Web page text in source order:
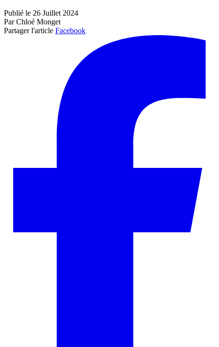
Publié le 26 Juillet 2024
Par Chloé Monget
Partager l'article Facebook